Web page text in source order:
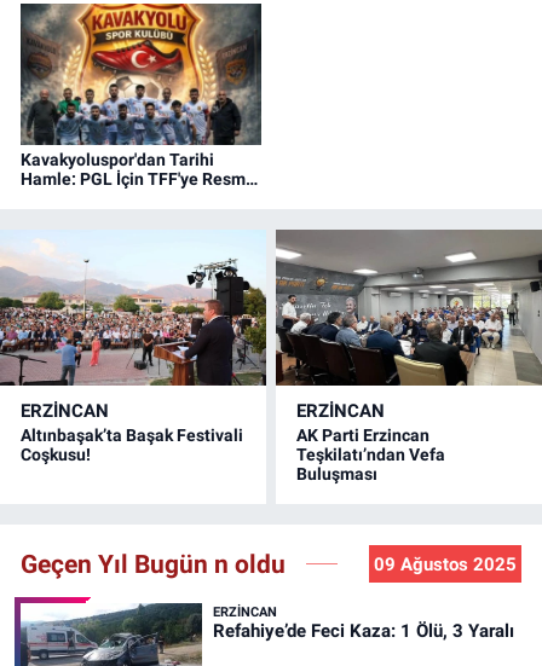
Kavakyoluspor'dan Tarihi
Hamle: PGL İçin TFF'ye Resmi
ERZINCAN
Altınbaşak’ta Başak Festivali
Coşkusu!
ERZINCAN
AK Parti Erzincan
Teşkilatı’ndan Vefa
Buluşması
Geçen Yıl Bugün n oldu 09 Ağustos 2025
ERZINCAN
Refahiye’de Feci Kaza: 1 Ölü, 3 Yaralı